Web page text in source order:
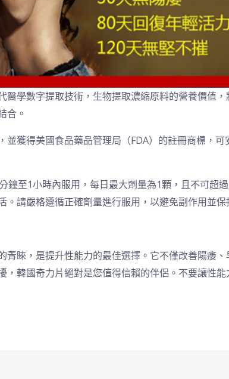
醫學數字提取技術，生物提取濃縮原料的營養價值
合。
並獲得美國食品藥品管理局（FDA）的註冊商標，
鐘至1小時內服用，每日最大劑量為1顆，且不可超
請嚴格遵循正確劑量進行服用，以避免副作用並保
青睞，是提升性能力的最佳選擇。它不僅改善陽痿
，韓國奇力片絕對是您值得信賴的伴侶。不要讓性